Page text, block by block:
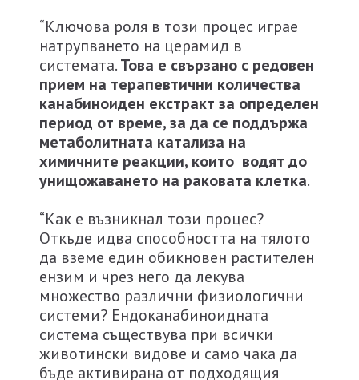
“Ключова роля в този процес играе
натрупването на церамид в
системата.Това е свързано с редовен
прием на терапевтични количества
канабиноиден екстракт за определен
период от време, за да се поддържа
метаболитната катализа на
химичните реакции, които водят до
унищожаването на раковата клетка.
“Как е възникнал този процес?
Откъде идва способността на тялото
да вземе един обикновен растителен
ензим и чрез него да лекува
множество различни физиологични
системи? Ендоканабиноидната
система съществува при всички
животински видове и само чака да
бъде активирана от подходящия